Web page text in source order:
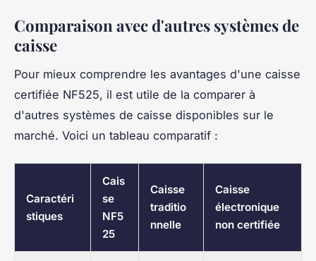
Comparaison avec d'autres systèmes de
caisse
Pour mieux comprendre les avantages d'une caisse
certifiée NF525, il est utile de la comparer à
d'autres systèmes de caisse disponibles sur le
marché. Voici un tableau comparatif :
Caractéri
stiques
Cais
se
NF5
25
Caisse
traditio
nnelle
Caisse
électronique
non certifiée